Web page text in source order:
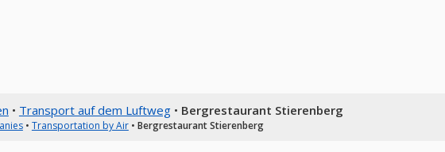
• Transport auf dem Luftweg• Bergrestaurant Stierenberg
• Transportation by Air• Bergrestaurant Stierenberg